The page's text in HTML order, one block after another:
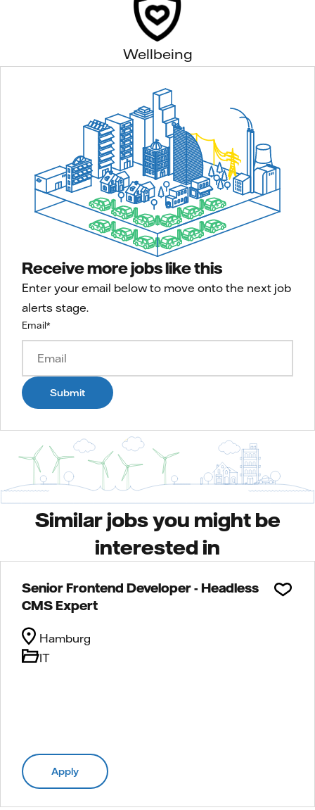
Wellbeing
Receive more jobs like this
Enter your email below to move onto the next job
alerts stage.
Email*
Submit
Similar jobs you might be
interested in
Senior Frontend Developer - Headless
CMS Expert
IT
Hamburg
Apply